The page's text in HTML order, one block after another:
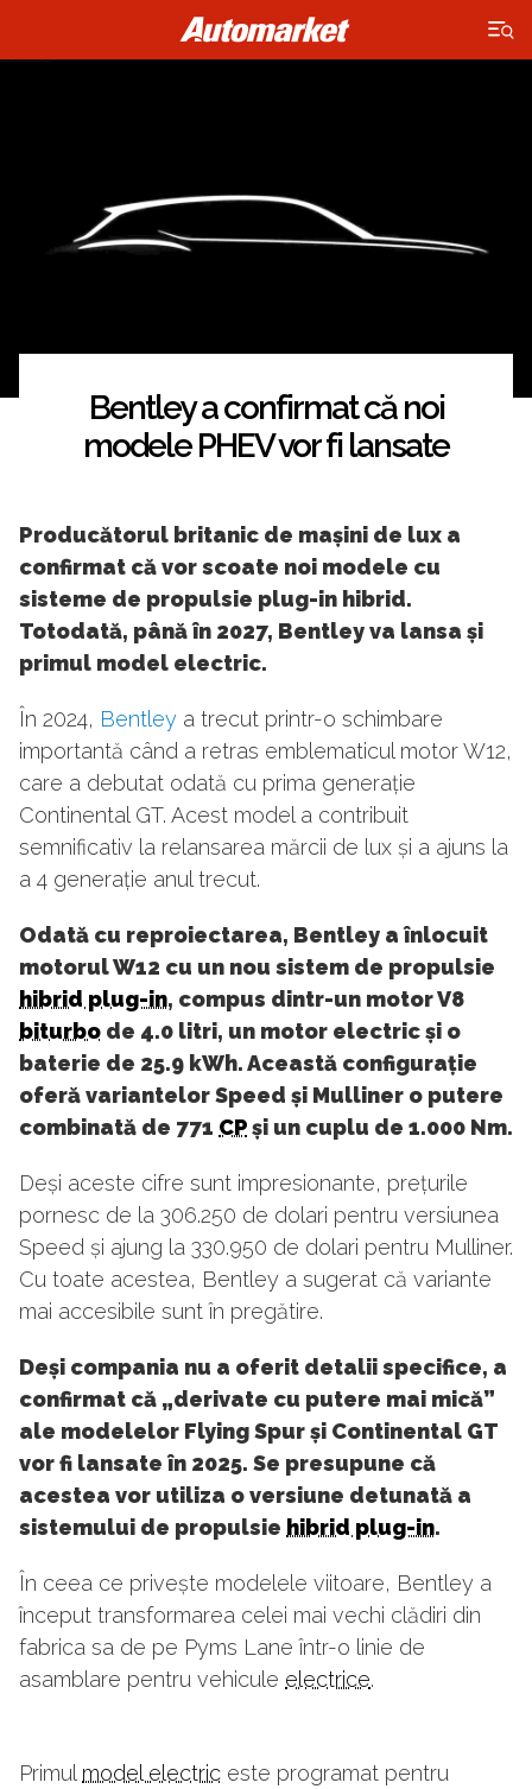
×
Bentley a confirmat că noi
modele PHEV vor fi lansate
Producătorul britanic de mașini de lux a
confirmat că vor scoate noi modele cu
sisteme de propulsie plug-in hibrid.
Totodată, până în 2027, Bentley va lansa și
primul model electric.
În 2024, Bentley a trecut printr-o schimbare
importantă când a retras emblematicul motor W12,
care a debutat odată cu prima generație
Continental GT. Acest model a contribuit
semnificativ la relansarea mărcii de lux și a ajuns la
a 4 generație anul trecut.
Odată cu reproiectarea, Bentley a înlocuit
motorul W12 cu un nou sistem de propulsie
hibrid plug-in, compus dintr-un motor V8
biturbo de 4.0 litri, un motor electric și o
baterie de 25.9 kWh. Această configurație
oferă variantelor Speed și Mulliner o putere
combinată de 771 CPși un cuplu de 1.000 Nm.
Deși aceste cifre sunt impresionante, prețurile
pornesc de la 306.250 de dolari pentru versiunea
Speed și ajung la 330.950 de dolari pentru Mulliner.
Cu toate acestea, Bentley a sugerat că variante
mai accesibile sunt în pregătire.
Deși compania nu a oferit detalii specifice, a
confirmat că „derivate cu putere mai mică”
ale modelelor Flying Spur și Continental GT
vor fi lansate în 2025. Se presupune că
acestea vor utiliza o versiune detunată a
sistemului de propulsie hibrid plug-in.
În ceea ce privește modelele viitoare, Bentley a
început transformarea celei mai vechi clădiri din
fabrica sa de pe Pyms Lane într-o linie de
asamblare pentru vehicule electrice.
Primulmodel electric este programat pentru